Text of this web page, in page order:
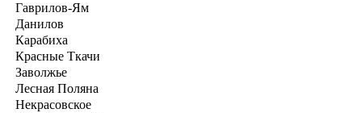
Гаврилов-Ям
Данилов
Карабиха
Красные Ткачи
Заволжье
Лесная Поляна
Некрасовское